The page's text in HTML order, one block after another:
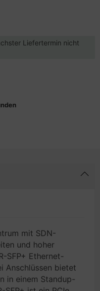
Liefertermin nicht
mit SDN-
und hoher
SFP+ Ethernet-
Anschlüssen bietet
in einem Standup-